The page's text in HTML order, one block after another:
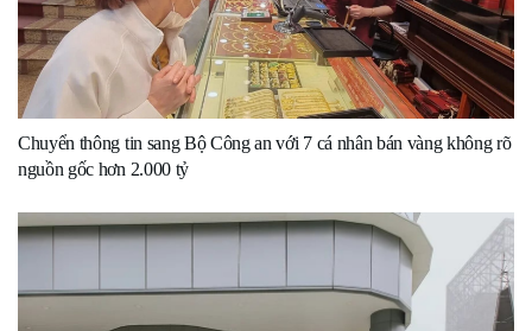
Chuyển thông tin sang Bộ Công an với 7 cá nhân bán vàng không rõ
nguồn gốc hơn 2.000 tỷ